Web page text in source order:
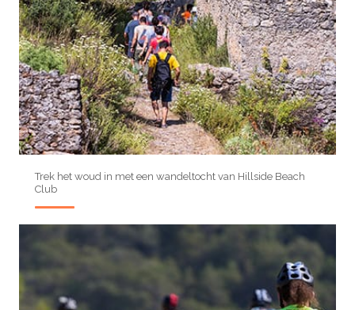
Trek het woud in met een wandeltocht van Hillside Beach
Club